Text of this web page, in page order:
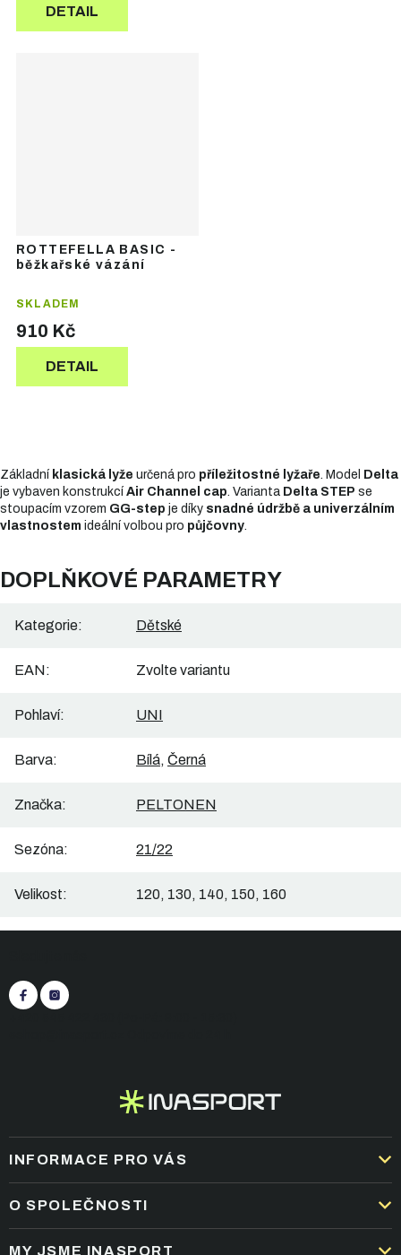
DETAIL
ROTTEFELLA BASIC -
běžkařské vázání
SKLADEM
910 Kč
DETAIL
Základní klasická lyže určená pro příležitostné lyžaře . Model
Delta
je vybaven konstrukcí Air Channel cap . Varianta Delta STEP se
stoupacím vzorem GG-step je díky snadné údržbě a univerzálním
vlastnostem ideální volbou pro půjčovny
DOPLŇKOVÉ PARAMETRY
Kategorie: Dětské
EAN: Zvolte variantu
Pohlaví: UNI
Barva: Bílá, Černá
Značka: PELTONEN
Sezóna: 21/22
Velikost: 120, 130, 140, 150, 160
a
INFORMACE PRO VÁS
DOPRAVA A PLATBA
OBCHODNÍ PODMÍNKY
O SPOLEČNOSTI
KARIÉRA
MY JSME INASPORT